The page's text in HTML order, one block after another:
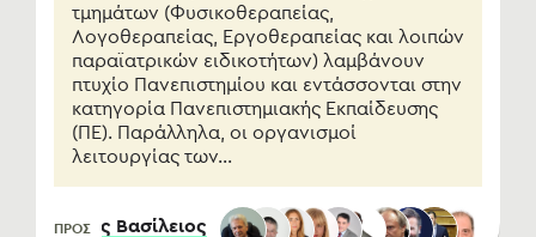
τμημάτων (Φυσικοθεραπείας,
Λογοθεραπείας, Εργοθεραπείας και λοιπών
παραϊατρικών ειδικοτήτων) λαμβάνουν
πτυχίο Πανεπιστημίου και εντάσσονται στην
κατηγορία Πανεπιστημιακής Εκπαίδευσης
(ΠΕ). Παράλληλα, οι οργανισμοί
λειτουργίας των...
ΠΡΟΣ
Βιλιάρδος Βασίλειος